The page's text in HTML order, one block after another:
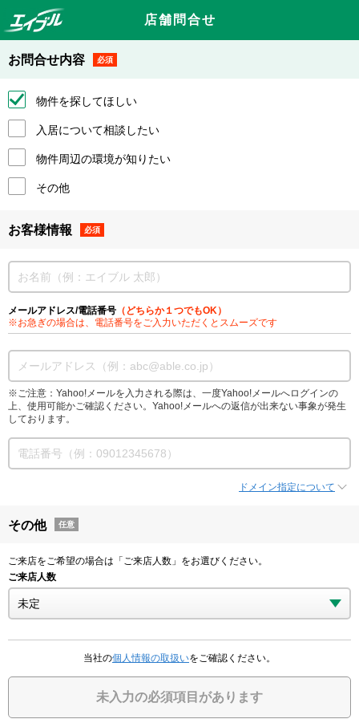
店舗問合せ
お問合せ内容 必須
物件を探してほしい
入居について相談したい
物件周辺の環境が知りたい
その他
お客様情報 必須
メールアドレス/電話番号 （どちらか１つでもOK）
※お急ぎの場合は、電話番号をご入力いただくとスムーズです
※ご注意：Yahoo!メールを入力される際は、一度Yahoo!メールへログインの
上、使用可能かご確認ください。Yahoo!メールへの返信が出来ない事象が発生
しております。
ドメイン指定について
その他 任意
ご来店をご希望の場合は「ご来店人数」をお選びください。
ご来店人数
当社の個人情報の取扱いをご確認ください。
未入力の必須項目があります